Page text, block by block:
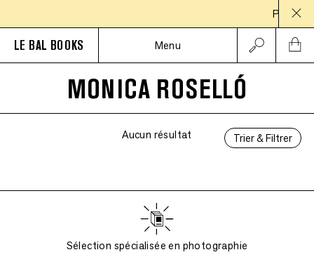
PAUSE
LE BAL BOOKS Menu
MONICA ROSELLÓ
Trier & Filtrer
Aucun résultat
Sélection spécialisée en photographie